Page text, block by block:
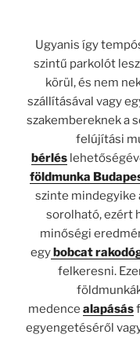
Ugyanis így
szintű parkolót
körül, és nem
szállításával vagy
szakembereknek a
felújítási
bérlés
földmunka
szinte mindegyike
sorolható, ezért
minőségi
egybobcat
felkeresni.
medence alapásás
egyengetéséről